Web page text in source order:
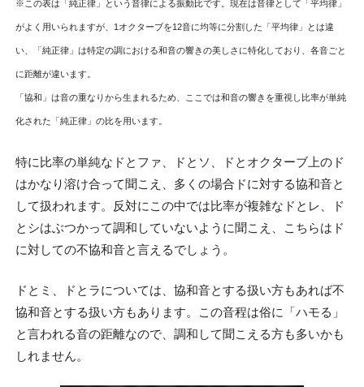
※この表は「純正律」という音律による振動比です。現在は音律として「平均律」
がよく用いられますが、1オクターブを12音に均等に分割した「平均律」とは違
い、「純正律」は特定の調における和音の響きの美しさに特化しており、各音ごと
に距離が違います。
「協和」は音の重なりから生まれるため、ここでは和音の響きを重視し比率が単純
化された「純正律」の比を用います。
特に比率の単純なドとファ、ドとソ、ドとオクターブ上のド
はかなり溶け合って聞こえ、多くの場合ドに対する協和音と
して扱われます。反対にこの中では比率が複雑なドとレ、ド
とシはぶつかって調和していないように聞こえ、こちらはド
に対しての不協和音と言えるでしょう。
ドとミ、ドとラについては、協和音とする扱い方もあれば不
協和音とする扱い方もあります。この音程は俗に「ハモる」
と言われる音の距離なので、調和して聞こえる方も多いかも
しれません。